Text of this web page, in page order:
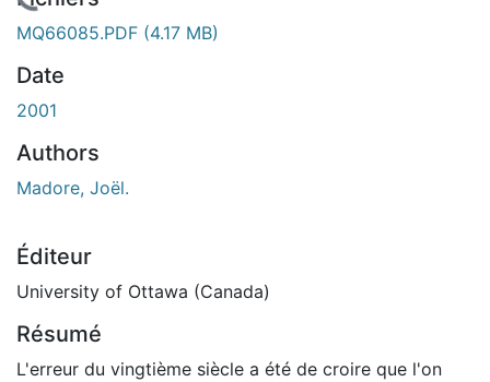
MQ66085.PDF (4.17 MB)
Date
2001
Authors
Madore, Joël.
Éditeur
University of Ottawa (Canada)
Résumé
L'erreur du vingtième siècle a été de croire que l'on